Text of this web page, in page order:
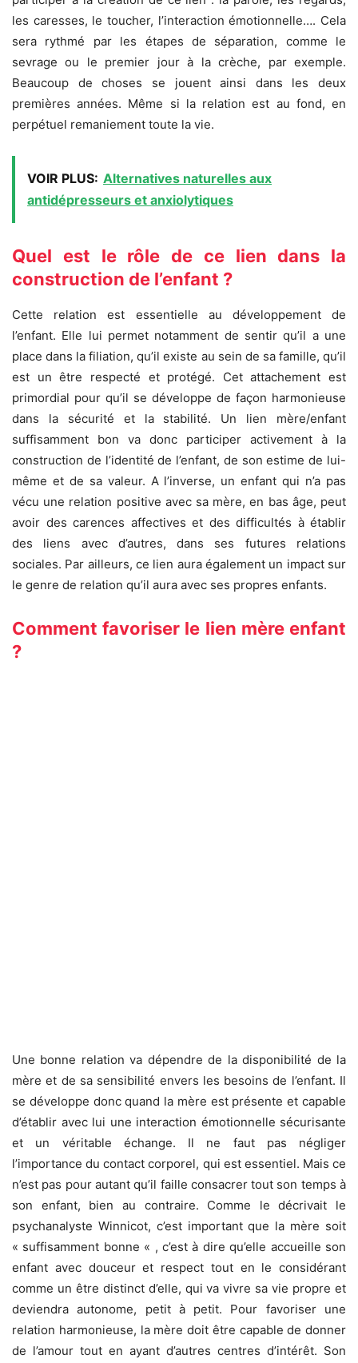
les caresses, le toucher, l’interaction émotionnelle…. Cela
sera rythmé par les étapes de séparation, comme le
sevrage ou le premier jour à la crèche, par exemple.
Beaucoup de choses se jouent ainsi dans les deux
premières années. Même si la relation est au fond, en
perpétuel remaniement toute la vie.
VOIR PLUS: Alternatives naturelles aux
antidépresseurs et anxiolytiques
Quel est le rôle de ce lien dans la
construction de l’enfant ?
Cette relation est essentielle au développement de
l’enfant. Elle lui permet notamment de sentir qu’il a une
place dans la filiation, qu’il existe au sein de sa famille, qu’il
est un être respecté et protégé. Cet attachement est
primordial pour qu’il se développe de façon harmonieuse
dans la sécurité et la stabilité. Un lien mère/enfant
suffisamment bon va donc participer activement à la
construction de l’identité de l’enfant, de son estime de lui-
même et de sa valeur. A l’inverse, un enfant qui n’a pas
vécu une relation positive avec sa mère, en bas âge, peut
avoir des carences affectives et des difficultés à établir
des liens avec d’autres, dans ses futures relations
sociales. Par ailleurs, ce lien aura également un impact sur
le genre de relation qu’il aura avec ses propres enfants.
Comment favoriser le lien mère enfant
?
Une bonne relation va dépendre de la disponibilité de la
mère et de sa sensibilité envers les besoins de l’enfant. Il
se développe donc quand la mère est présente et capable
d’établir avec lui une interaction émotionnelle sécurisante
et un véritable échange. Il ne faut pas négliger
l’importance du contact corporel, qui est essentiel. Mais ce
n’est pas pour autant qu’il faille consacrer tout son temps à
son enfant, bien au contraire. Comme le décrivait le
psychanalyste Winnicot, c’est important que la mère soit
« suffisamment bonne « , c’est à dire qu’elle accueille son
enfant avec douceur et respect tout en le considérant
comme un être distinct d’elle, qui va vivre sa vie propre et
deviendra autonome, petit à petit. Pour favoriser une
relation harmonieuse, la mère doit être capable de donner
de l’amour tout en ayant d’autres centres d’intérêt. Son